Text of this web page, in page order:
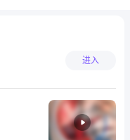
进入